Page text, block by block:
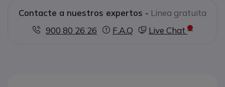
Contacte a nuestros expertos - Linea gratuita
900 80 26 26
F.A.Q Live Chat